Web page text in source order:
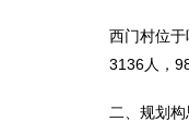
西门村位
3136人，
二、规划构